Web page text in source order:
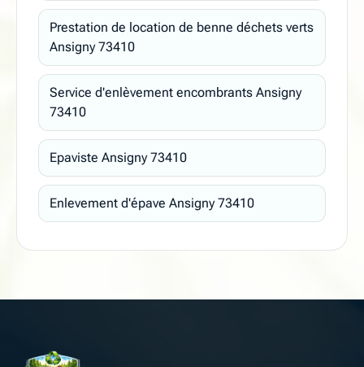
Prestation de location de benne déchets verts
Ansigny 73410
Service d'enlèvement encombrants Ansigny
73410
Epaviste Ansigny 73410
Enlevement d'épave Ansigny 73410